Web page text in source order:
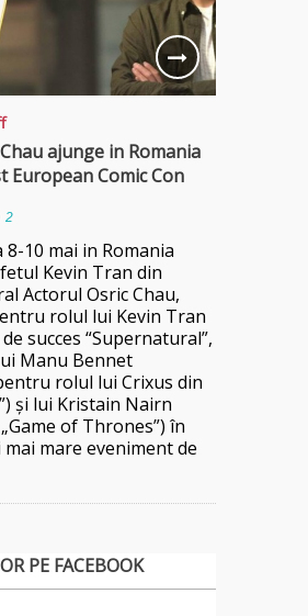
ajunge in Romania
European Comic Con
2
10 mai in Romania
Kevin Tran din
Actorul Osric Chau,
rolul lui Kevin Tran
succes “Supernatural”,
Manu Bennet
rolul lui Crixus din
și lui Kristain Nairn
of Thrones”) în
mare eveniment de
PE FACEBOOK